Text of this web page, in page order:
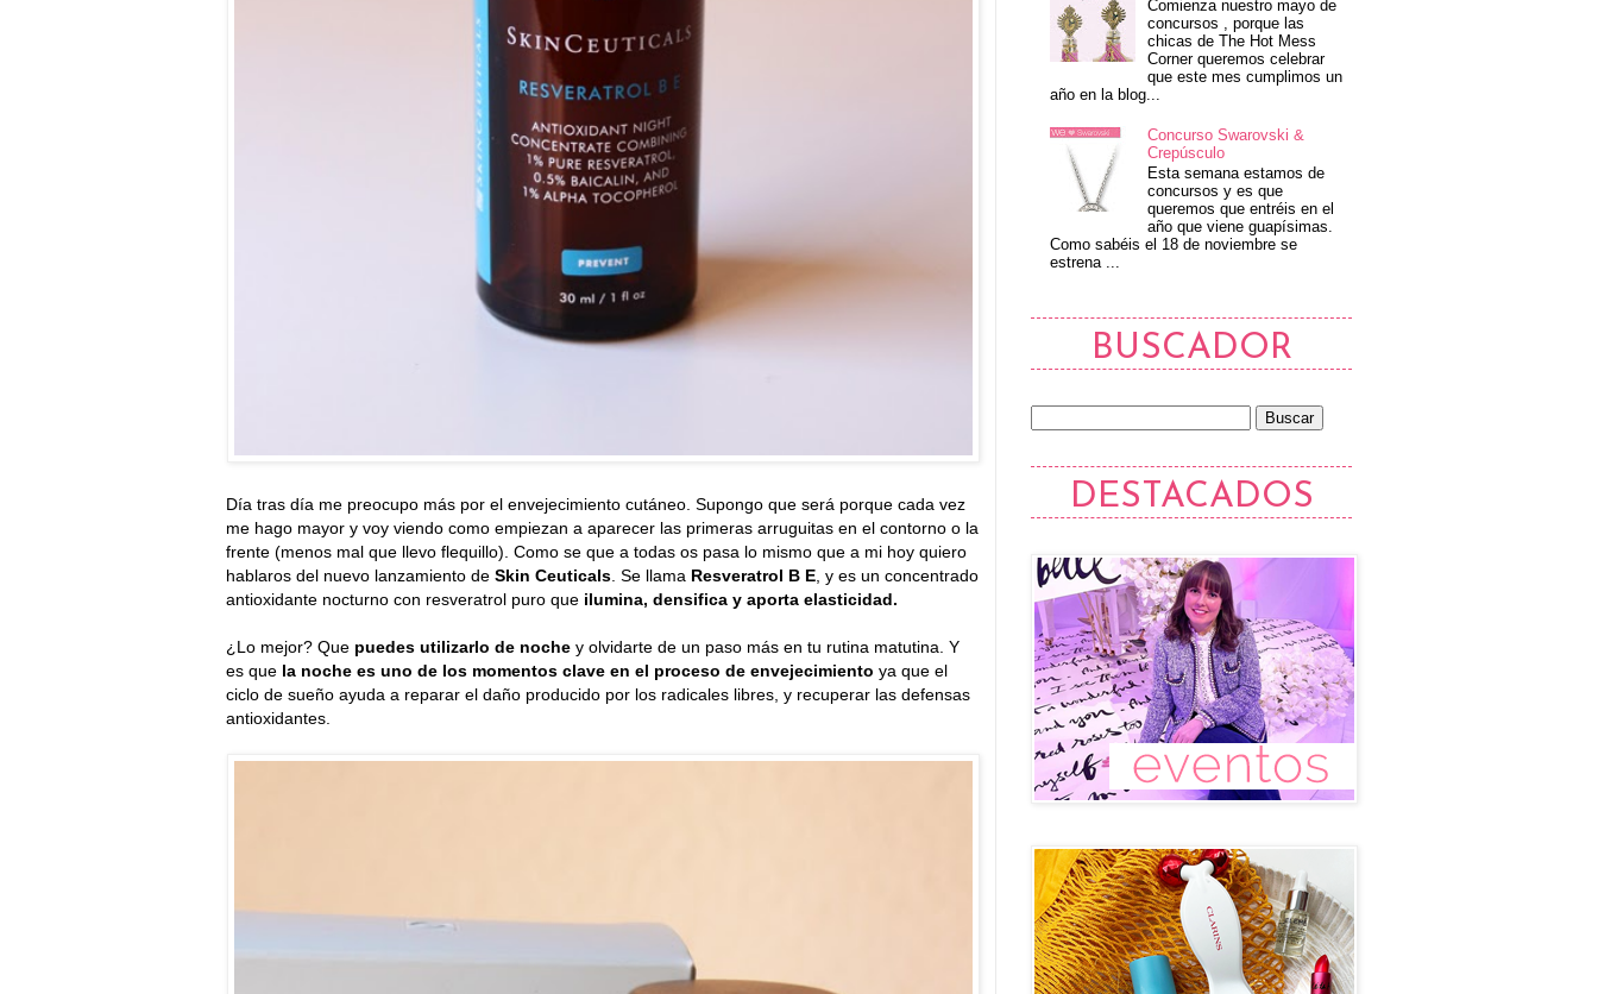
Día tras día me preocupo más por el envejecimiento cutáneo. Supongo que será porque cada vez
me hago mayor y voy viendo como empiezan a aparecer las primeras arruguitas en el contorno o la
frente (menos mal que llevo flequillo). Como se que a todas os pasa lo mismo que a mi hoy quiero
hablaros del nuevo lanzamiento de Skin Ceuticals . Se llama Resveratrol B E , y es un concentrado
antioxidante nocturno con resveratrol puro que ilumina, densifica y aporta elasticidad.
¿Lo mejor? Que puedes utilizarlo de noche y olvidarte de un paso más en tu rutina matutina. Y
es que la noche es uno de los momentos clave en el proceso de envejecimiento ya que el
ciclo de sueño ayuda a reparar el daño producido por los radicales libres, y recuperar las defensas
antioxidantes.
Comienza nuestro mayo de
concursos , porque las
chicas de The Hot Mess
Corner queremos celebrar
que este mes cumplimos un
año en la blog...
Concurso Swarovski &
Crepúsculo
Esta semana estamos de
concursos y es que
queremos que entréis en el
año que viene guapísimas.
Como sabéis el 18 de noviembre se
estrena ...
BUSCADOR
DESTACADOS